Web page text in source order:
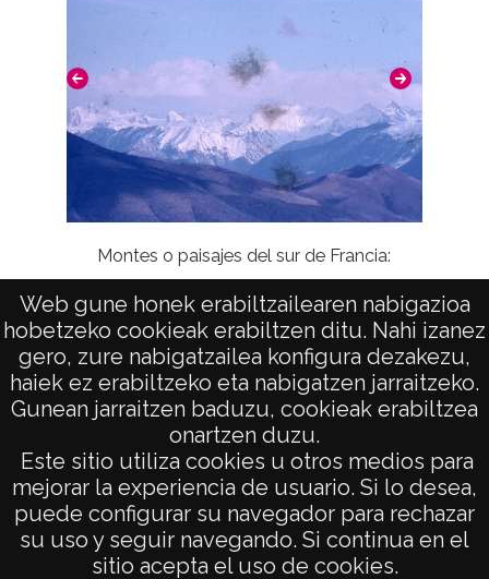
Web gune honek erabiltzailearen nabigazioa
hobetzeko cookieak erabiltzen ditu. Nahi izanez
gero, zure nabigatzailea konfigura dezakezu,
haiek ez erabiltzeko eta nabigatzen jarraitzeko.
Gunean jarraitzen baduzu, cookieak erabiltzea
onartzen duzu.
Este sitio utiliza cookies u otros medios para
mejorar la experiencia de usuario. Si lo desea,
puede configurar su navegador para rechazar
su uso y seguir navegando. Si continua en el
sitio acepta el uso de cookies.
Montes o paisajes del sur de Francia:
AVISO LEGAL
POLÍTICA DE PRIVACIDAD
ACCESIBILIDAD
ATENCIÓN CIUDADANA